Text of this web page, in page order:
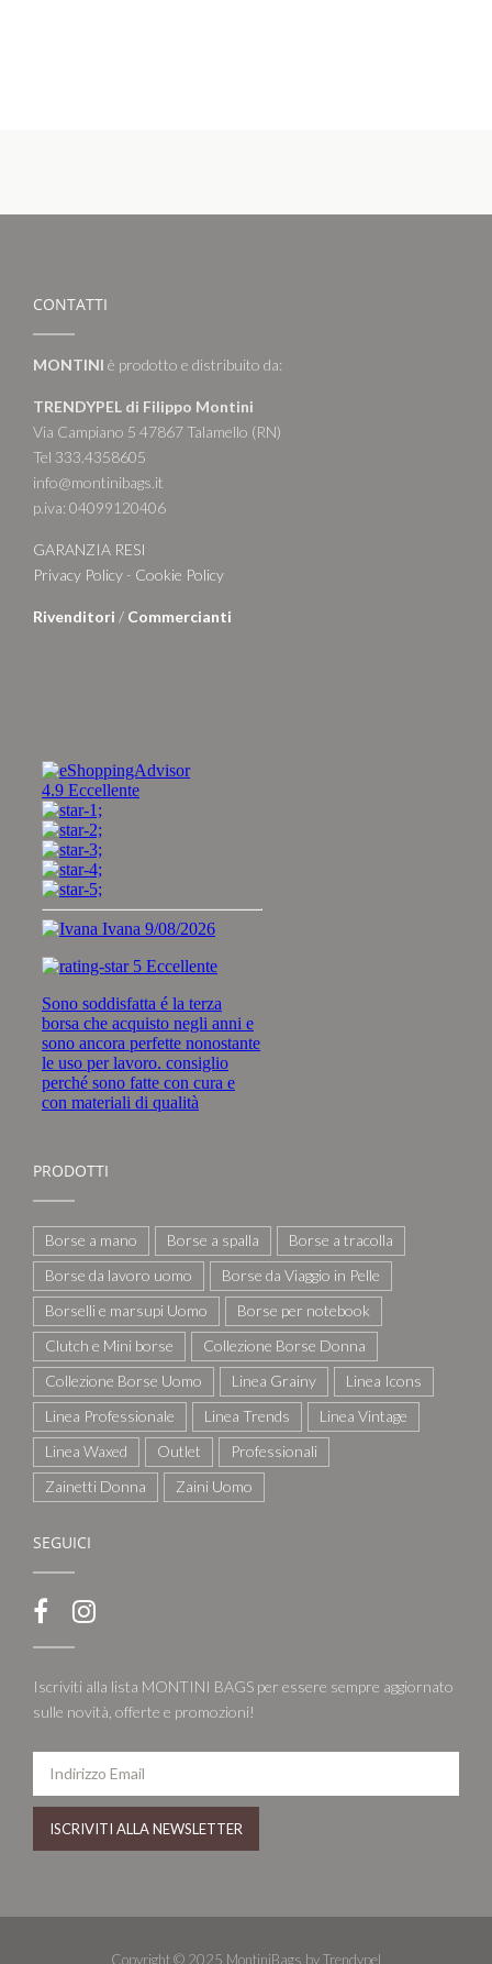
CONTATTI
MONTINI è prodotto e distribuito da:
TRENDYPEL di Filippo Montini
Via Campiano 5 47867 Talamello (RN)
Tel 333.4358605
info@montinibags.it
p.iva: 04099120406
GARANZIA RESI
Privacy Policy - Cookie Policy
Rivenditori / Commercianti
PRODOTTI
Borse a mano Borse a spalla
Borse a tracolla
Borse da lavoro uomo
Borse da Viaggio in Pelle
Borselli e marsupi Uomo
Borse per notebook
Clutch e Mini borse
Collezione Borse Donna
Collezione Borse Uomo
Linea Grainy
Linea Icons
Linea Professionale
Linea Trends
Linea Vintage
Linea Waxed
Outlet
Professionali
Zainetti Donna
Zaini Uomo
SEGUICI
Iscriviti alla lista MONTINI BAGS per essere sempre aggiornato
sulle novità, offerte e promozioni!
Copyright © 2025 MontiniBags by Trendypel